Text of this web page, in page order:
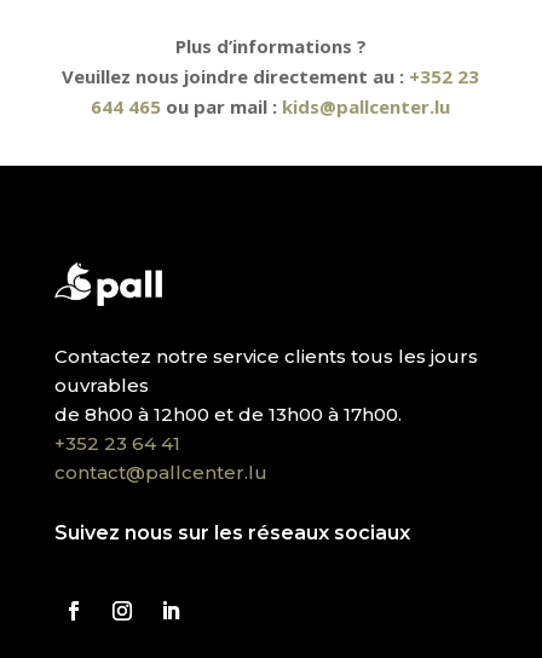
Plus d’informations ?
Veuillez nous joindre directement au : +352 23
644 465 ou par mail : kids@pallcenter.lu
Contactez notre service clients tous les jours
ouvrables
de 8h00 à 12h00 et de 13h00 à 17h00.
+352 23 64 41
contact@pallcenter.lu
Suivez nous sur les réseaux sociaux